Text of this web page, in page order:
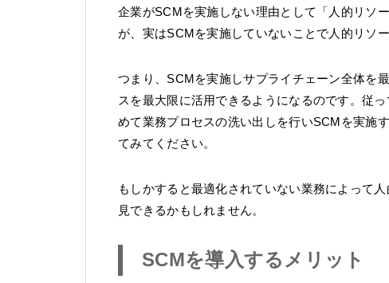
企業がSCMを実施しない理由として「人的リソ
が、実はSCMを実施していないことで人的リソ
つまり、SCMを実施しサプライチェーン全体を
スを最大限に活用できるようになるのです。従
めて業務プロセスの洗い出しを行いSCMを実施
てみてください。
もしかすると最適化されていない業務によって
見できるかもしれません。
SCMを導入するメリット